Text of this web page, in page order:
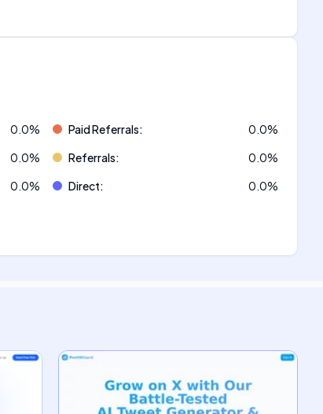
0.0% Paid Referrals: 0.0%
0.0% Referrals: 0.0%
0.0% Direct: 0.0%